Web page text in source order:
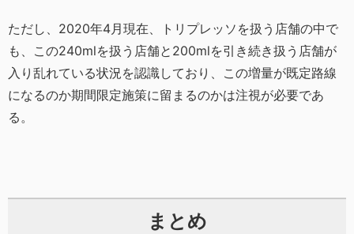
ただし、2020年4月現在、トリプレッソを扱う店舗の中で
も、この240mlを扱う店舗と200mlを引き続き扱う店舗が
入り乱れている状況を認識しており、この増量が既定路線
になるのか期間限定施策に留まるのかは注視が必要であ
る。
まとめ